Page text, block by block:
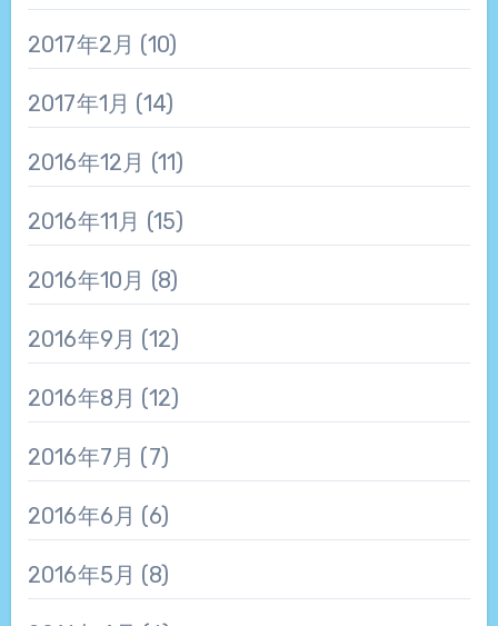
2017年2月 (10)
2017年1月 (14)
2016年12月 (11)
2016年11月 (15)
2016年10月 (8)
2016年9月 (12)
2016年8月 (12)
2016年7月 (7)
2016年6月 (6)
2016年5月 (8)